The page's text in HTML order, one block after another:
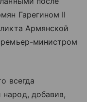
Гарегином II
Армянской
министром
всегда
добавив,